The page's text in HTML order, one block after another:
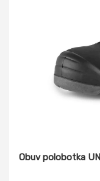
Obuv polobotka